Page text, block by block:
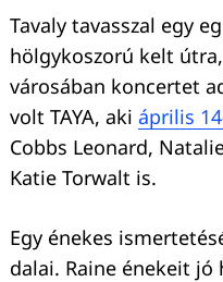
Tavaly tavasszal egy
hölgykoszorú kelt
városában koncertet
volt TAYA, aki április
Cobbs Leonard,
Katie Torwalt is.
Egy énekes
dalai. Raine énekeit